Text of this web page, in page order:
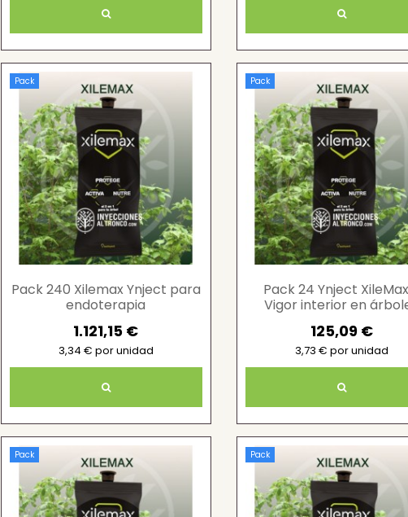
Pack
Pack 240 Xilemax Ynject para
endoterapia
1.121,15 €
3,34 € por unidad
Pack
Pack 24 Ynject
Vigor interior en
125,09 €
3,73 € por unidad
Pack Pack